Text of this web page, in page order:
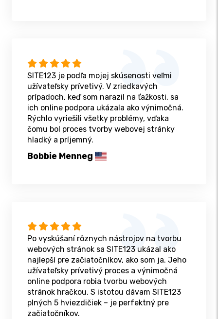
SITE123 je podľa mojej skúsenosti veľmi
užívateľsky prívetivý. V zriedkavých
prípadoch, keď som narazil na ťažkosti, sa
ich online podpora ukázala ako výnimočná.
Rýchlo vyriešili všetky problémy, vďaka
čomu bol proces tvorby webovej stránky
hladký a príjemný.
Bobbie Menneg
Po vyskúšaní rôznych nástrojov na tvorbu
webových stránok sa SITE123 ukázal ako
najlepší pre začiatočníkov, ako som ja. Jeho
užívateľsky prívetivý proces a výnimočná
online podpora robia tvorbu webových
stránok hračkou. S istotou dávam SITE123
plných 5 hviezdičiek – je perfektný pre
začiatočníkov.